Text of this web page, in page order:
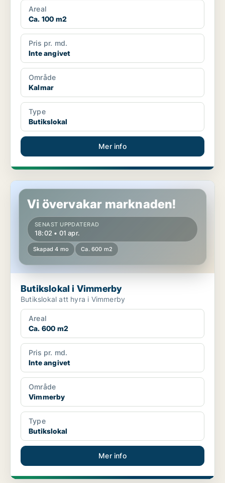
Areal
Ca. 100 m2
Pris pr. md.
Inte angivet
Område
Kalmar
Type
Butikslokal
Mer info
Butikslokal i Vimmerby
Vi övervakar marknaden!
SENAST UPPDATERAD
18:02 • 01 apr.
Skapad 4 mo Ca. 600 m2
Butikslokal i Vimmerby
Butikslokal att hyra i Vimmerby
Areal
Ca. 600 m2
Pris pr. md.
Inte angivet
Område
Vimmerby
Type
Butikslokal
Mer info